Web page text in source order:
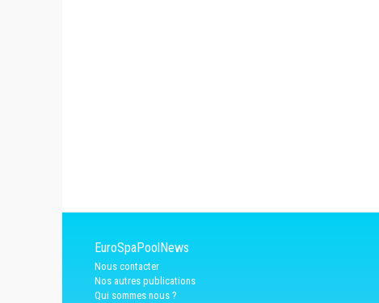
EuroSpaPoolNews
Nous contacter
Nos autres publications
Qui sommes nous ?